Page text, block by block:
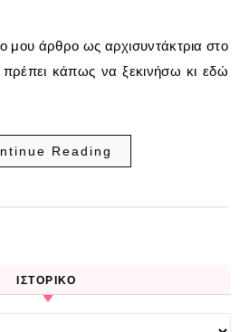
μου άρθρο ως αρχισυντάκτρια στο
κάπως να ξεκινήσω κι εδώ
Reading
ΙΣΤΟΡΙΚΌ